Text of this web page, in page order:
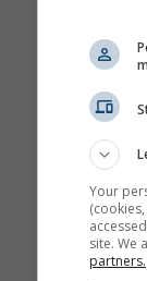
Your
site. We
partners.